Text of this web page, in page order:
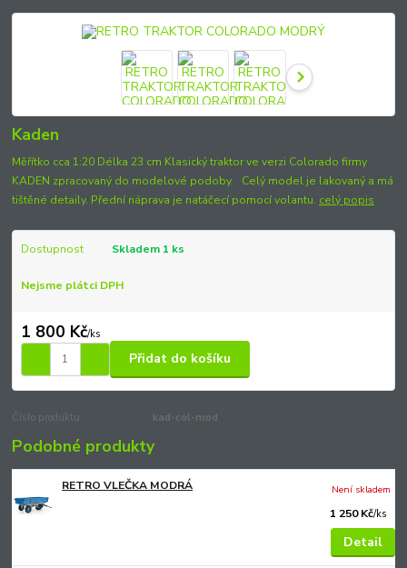
Kaden
Měřítko cca 1:20 Délka 23 cm Klasický traktor ve verzi Colorado firmy
KADEN zpracovaný do modelové podoby. Celý model je lakovaný a má
tištěné detaily. Přední náprava je natáčecí pomocí volantu. celý popis
Dostupnost Skladem 1 ks
Nejsme plátci DPH
1 800 Kč/ks
Přidat do košíku
Číslo produktu: kad-col-mod
Podobné produkty
RETRO VLEČKA MODRÁ
1 250 Kč/ks
Není skladem
Detail